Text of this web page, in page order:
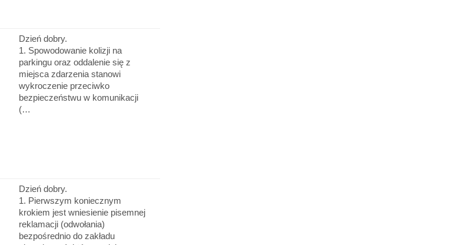
Dzień dobry.
1. Spowodowanie kolizji na
parkingu oraz oddalenie się z
miejsca zdarzenia stanowi
wykroczenie przeciwko
bezpieczeństwu w komunikacji
(…
Dzień dobry.
1. Pierwszym koniecznym
krokiem jest wniesienie pisemnej
reklamacji (odwołania)
bezpośrednio do zakładu